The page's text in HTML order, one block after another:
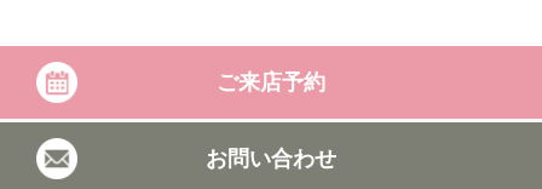
ご来店予約
お問い合わせ